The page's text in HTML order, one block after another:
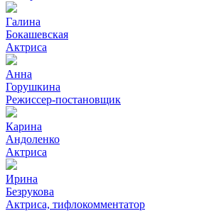
Галина
Бокашевская
Актриса
Анна
Горушкина
Режиссер-постановщик
Карина
Андоленко
Актриса
Ирина
Безрукова
Актриса, тифлокомментатор